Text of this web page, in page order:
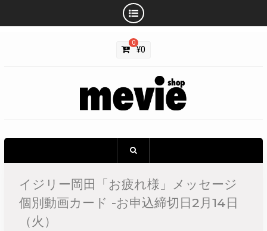
0
¥0
イジリー岡田「お疲れ様」メッセージ
個別動画カード -お申込締切日2月14日
（火）